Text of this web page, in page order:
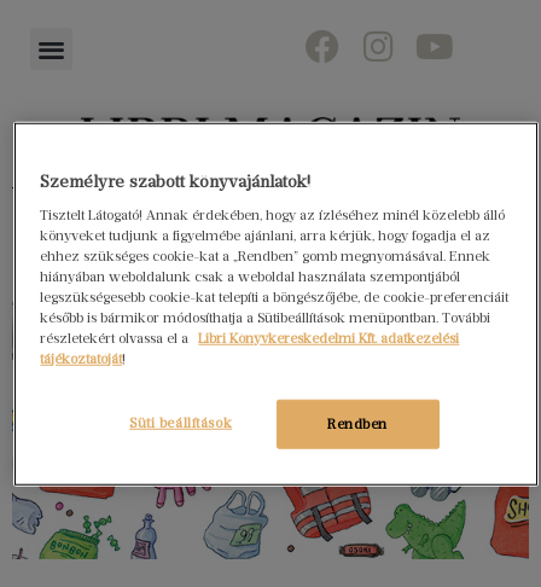
Könyvektől az olvasókig
Személyre szabott könyvajánlatok!
Tisztelt Látogató! Annak érdekében, hogy az ízléséhez minél közelebb álló
könyveket tudjunk a figyelmébe ajánlani, arra kérjük, hogy fogadja el az
ehhez szükséges cookie-kat a „Rendben” gomb megnyomásával. Ennek
hiányában weboldalunk csak a weboldal használata szempontjából
legszükségesebb cookie-kat telepíti a böngészőjébe, de cookie-preferenciáit
később is bármikor módosíthatja a Sütibeállítások menüpontban. További
részletekért olvassa el a
Libri Könyvkereskedelmi Kft. adatkezelési
tájékoztatóját!
Rendben
Süti beállítások